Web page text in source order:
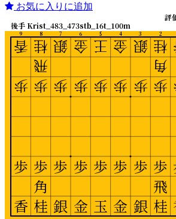
お気に入りに追加
2
3
4
5
6
7
8
9
後手 Krist_483_473stb_16t_100m
評
桂
角
歩
歩
飛
桂
銀
歩
歩
銀
金
歩
歩
金
王
歩
歩
玉
金
歩
歩
金
銀
歩
歩
銀
桂
飛
歩
歩
角
桂
香
歩
歩
香